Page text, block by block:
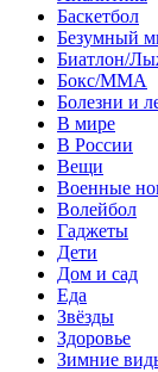
Баскетбол
Безумный
Биатлон/
Бокс/MMA
Болезни и
В мире
В России
Вещи
Военные
Волейбол
Гаджеты
Дети
Дом и сад
Еда
Звёзды
Здоровье
Зимние